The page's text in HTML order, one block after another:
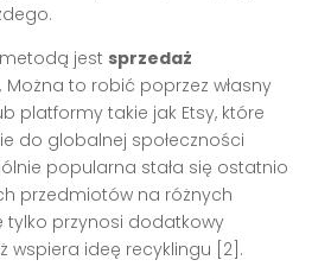
jest sprzedaż
. Można to robić poprzez własny
platformy takie jak Etsy, które
do globalnej społeczności
popularna stała się ostatnio
przedmiotów na różnych
tylko przynosi dodatkowy
wspiera ideę recyklingu [2].